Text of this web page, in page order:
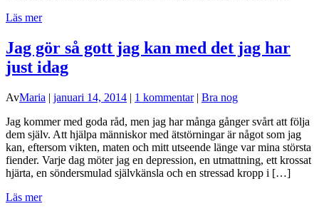
Läs mer
Jag gör så gott jag kan med det jag har
just idag
AvMaria | januari 14, 2014 | 1 kommentar| Bra nog
Jag kommer med goda råd, men jag har många gånger svårt att följa
dem själv. Att hjälpa människor med ätstörningar är något som jag
kan, eftersom vikten, maten och mitt utseende länge var mina största
fiender. Varje dag möter jag en depression, en utmattning, ett krossat
hjärta, en söndersmulad självkänsla och en stressad kropp i […]
Läs mer